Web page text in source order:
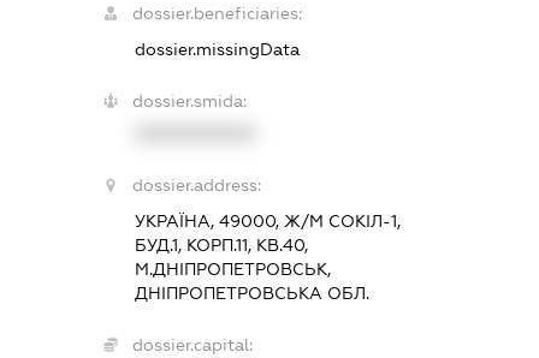
dossier.beneficiaries:
dossier.missingData
dossier.smida:
dossier.address:
УКРАЇНА, 49000, Ж/М СОКІЛ-1,
БУД.1, КОРП.11, КВ.40,
М.ДНІПРОПЕТРОВСЬК,
ДНІПРОПЕТРОВСЬКА ОБЛ.
dossier.capital: